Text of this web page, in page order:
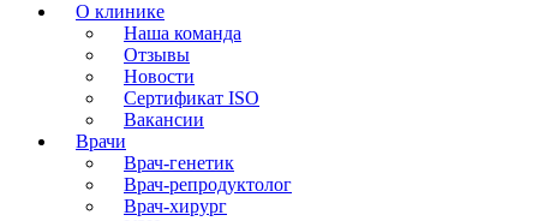
О клинике
Наша команда
Отзывы
Новости
Сертификат ISO
Вакансии
Врачи
Врач-генетик
Врач-репродуктолог
Врач-хирург